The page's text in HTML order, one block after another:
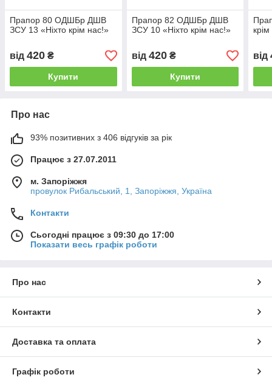
Прапор 80 ОДШБр ДШВ
ЗСУ 13 «Ніхто крім нас!»
від 420 ₴
Купити
Прапор 82 ОДШБр ДШВ
ЗСУ 10 «Ніхто крім нас!»
від 420₴
Купити
від
Про нас
93% позитивних з 406 відгуків за рік
Працює з 27.07.2011
м. Запоріжжя
провулок Рибальський, 1, Запоріжжя, Україна
Контакти
Сьогодні працює з 09:30 до 17:00
Показати весь графік роботи
Про нас
Контакти
Доставка та оплата
Графік роботи